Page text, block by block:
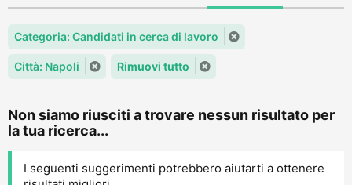
Categoria: Candidati in cerca di lavoro
Città: Napoli Rimuovi tutto
Non siamo riusciti a trovare nessun risultato per
la tua ricerca...
I seguenti suggerimenti potrebbero aiutarti a ottenere